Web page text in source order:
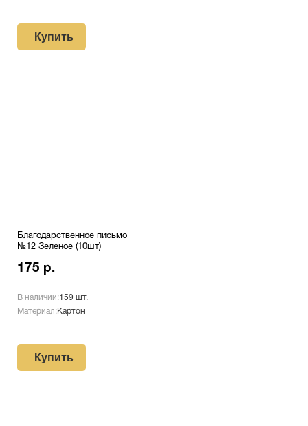
Купить
Благодарственное письмо
№12 Зеленое (10шт)
175 р.
В наличии:159 шт.
Материал:Картон
Купить